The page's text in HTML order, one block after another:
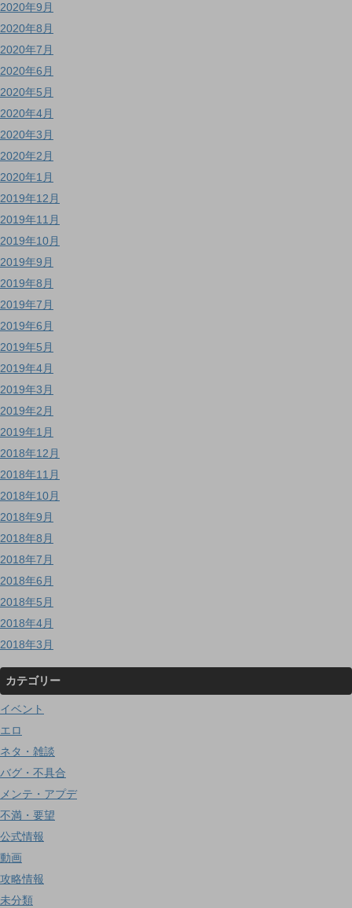
2020年9月
2020年8月
2020年7月
2020年6月
2020年5月
2020年4月
2020年3月
2020年2月
2020年1月
2019年12月
2019年11月
2019年10月
2019年9月
2019年8月
2019年7月
2019年6月
2019年5月
2019年4月
2019年3月
2019年2月
2019年1月
2018年12月
2018年11月
2018年10月
2018年9月
2018年8月
2018年7月
2018年6月
2018年5月
2018年4月
2018年3月
カテゴリー
イベント
エロ
ネタ・雑談
バグ・不具合
メンテ・アプデ
不満・要望
公式情報
動画
攻略情報
未分類